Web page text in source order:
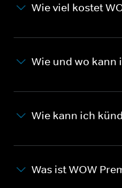
Wie viel kostet
Wie und wo kann
Wie kann ich
Was ist WOW